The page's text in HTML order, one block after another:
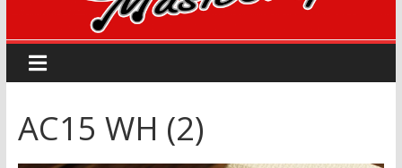
AC15 WH (2)